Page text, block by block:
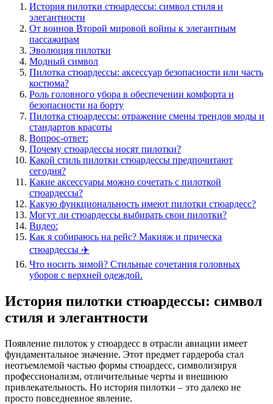
История пилотки стюардессы: символ стиля и
элегантности
От воинов Второй мировой войны к элегантным
пассажирам
Эволюция пилотки
Модный символ
Пилотка стюардессы: аксессуар безопасности или часть
костюма?
Роль головного убора в обеспечении комфорта и
безопасности на борту
Пилотка стюардессы: отражение смены трендов моды и
стандартов красоты
Вопрос-ответ:
Почему стюардессы носят пилотки?
Какой стиль пилотки стюардессы предпочитают
сегодня?
Какие аксессуары можно сочетать с пилоткой
стюардессы?
Какую функциональность имеют пилотки стюардесс?
Могут ли стюардессы выбирать свои пилотки?
Видео:
Как я собираюсь на рейс? Макияж и прическа
стюардессы ✈️
Что носить зимой? Стильные сочетания головных
уборов с верхней одеждой.
История пилотки стюардессы: символ
стиля и элегантности
Появление пилоток у стюардесс в отрасли авиации имеет
фундаментальное значение. Этот предмет гардероба стал
неотъемлемой частью формы стюардесс, символизируя
профессионализм, отличительные черты и внешнюю
привлекательность. Но история пилотки – это далеко не
просто повседневное явление.